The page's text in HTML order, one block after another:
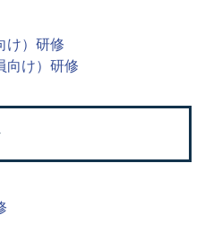
け）研修
向け）研修